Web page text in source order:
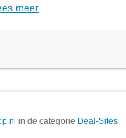
meer
in de categorie Deal-Sites